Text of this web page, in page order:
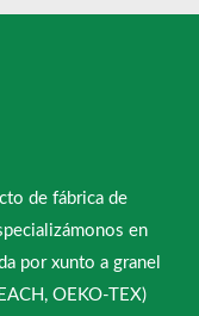
de fábrica de
en
por xunto a granel
OEKO-TEX)